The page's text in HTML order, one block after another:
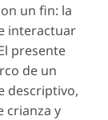
un fin: la
interactuar
presente
de un
descriptivo,
crianza y